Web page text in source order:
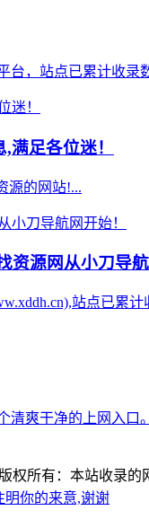
，站点已累计收
足各位迷！
源的网站!...
源网从小刀导航
站点已累
清爽干净的上网入
权所有：本站收录
明你的来意,谢谢